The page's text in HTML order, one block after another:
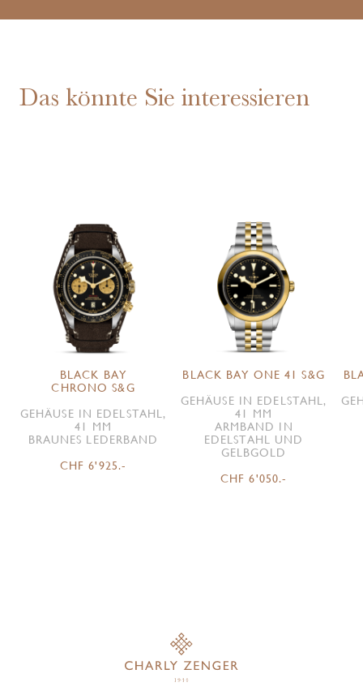
Das könnte Sie interessieren
BLACK BAY
CHRONO S&G
GEHÄUSE IN EDELSTAHL,
41 MM
BRAUNES LEDERBAND
CHF 6'925.-
BLACK BAY ONE 41 S&G
GEHÄUSE IN EDELSTAHL,
41 MM
ARMBAND IN
EDELSTAHL UND
GELBGOLD
CHF 6'050.-